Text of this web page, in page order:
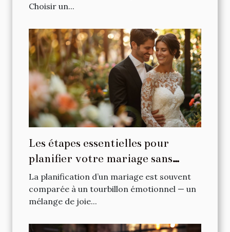
Choisir un...
Les étapes essentielles pour
planifier votre mariage sans
stress
La planification d’un mariage est souvent
comparée à un tourbillon émotionnel — un
mélange de joie...